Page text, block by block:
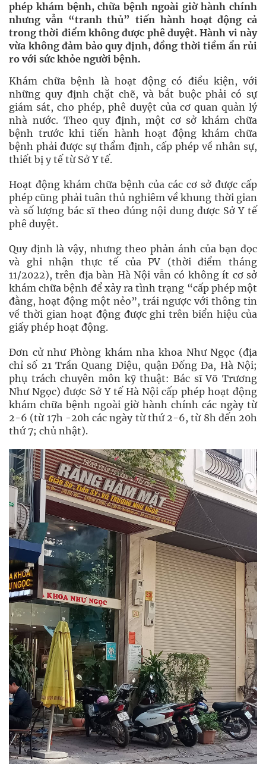
phép khám bệnh, chữa bệnh ngoài giờ hành chính
nhưng vẫn “tranh thủ” tiến hành hoạt động cả
trong thời điểm không được phê duyệt. Hành vi này
vừa không đảm bảo quy định, đồng thời tiềm ẩn rủi
ro với sức khỏe người bệnh.
Khám chữa bệnh là hoạt động có điều kiện, với
những quy định chặt chẽ, và bắt buộc phải có sự
giám sát, cho phép, phê duyệt của cơ quan quản lý
nhà nước. Theo quy định, một cơ sở khám chữa
bệnh trước khi tiến hành hoạt động khám chữa
bệnh phải được sự thẩm định, cấp phép về nhân sự,
thiết bị y tế từ Sở Y tế.
Hoạt động khám chữa bệnh của các cơ sở được cấp
phép cũng phải tuân thủ nghiêm về khung thời gian
và số lượng bác sĩ theo đúng nội dung được Sở Y tế
phê duyệt.
Quy định là vậy, nhưng theo phản ánh của bạn đọc
và ghi nhận thực tế của PV (thời điểm tháng
11/2022), trên địa bàn Hà Nội vẫn có không ít cơ sở
khám chữa bệnh để xảy ra tình trạng “cấp phép một
đằng, hoạt động một nẻo”, trái ngược với thông tin
về thời gian hoạt động được ghi trên biển hiệu của
giấy phép hoạt động.
Đơn cử như Phòng khám nha khoa Như Ngọc (địa
chỉ số 21 Trần Quang Diệu, quận Đống Đa, Hà Nội;
phụ trách chuyên môn kỹ thuật: Bác sĩ Võ Trương
Như Ngọc) được Sở Y tế Hà Nội cấp phép hoạt động
khám chữa bệnh ngoài giờ hành chính các ngày từ
2-6 (từ 17h -20h các ngày từ thứ 2-6, từ 8h đến 20h
thứ 7; chủ nhật).